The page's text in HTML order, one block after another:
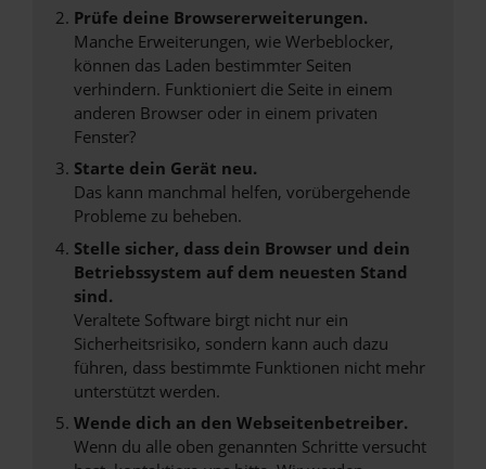
Prüfe deine Browsererweiterungen.
Manche Erweiterungen, wie Werbeblocker,
können das Laden bestimmter Seiten
verhindern. Funktioniert die Seite in einem
anderen Browser oder in einem privaten
Fenster?
Starte dein Gerät neu.
Das kann manchmal helfen, vorübergehende
Probleme zu beheben.
Stelle sicher, dass dein Browser und dein
Betriebssystem auf dem neuesten Stand
sind.
Veraltete Software birgt nicht nur ein
Sicherheitsrisiko, sondern kann auch dazu
führen, dass bestimmte Funktionen nicht mehr
unterstützt werden.
Wende dich an den Webseitenbetreiber.
Wenn du alle oben genannten Schritte versucht